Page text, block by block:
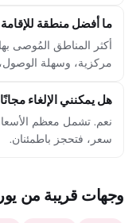
ما أفضل منطقة
مركزية، وسهلة
هل يمكنني الإلغاء
نعم. تشمل معظم
سعر، فتحجز باطمئنان.
وجهات قريبة من